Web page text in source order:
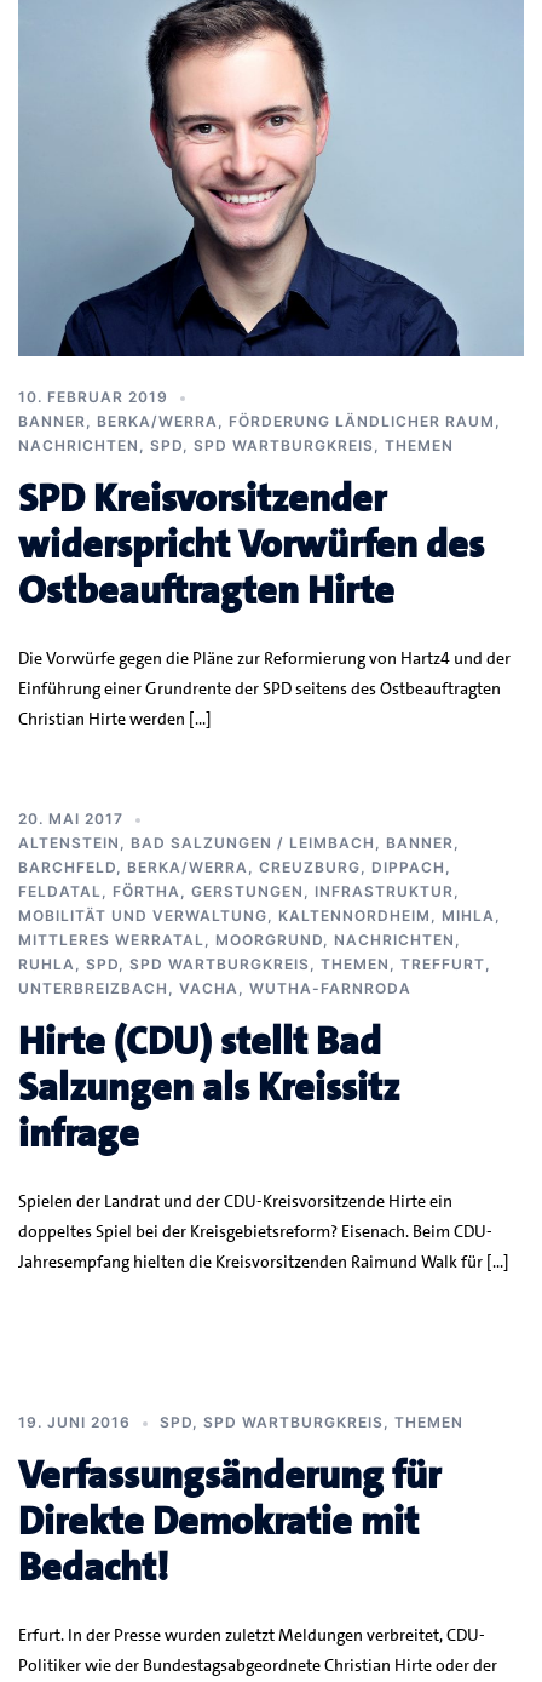
10. FEBRUAR 2019
BANNER, BERKA/WERRA, FÖRDERUNG LÄNDLICHER RAUM ,
NACHRICHTEN , SPD, SPD WARTBURGKREIS, THEMEN
SPD Kreisvorsitzender
widerspricht Vorwürfen des
Ostbeauftragten Hirte
Die Vorwürfe gegen die Pläne zur Reformierung von Hartz4 und der
Einführung einer Grundrente der SPD seitens des Ostbeauftragten
Christian Hirte werden […]
20. MAI 2017
ALTENSTEIN , BAD SALZUNGEN / LEIMBACH , BANNER,
BARCHFELD, BERKA/WERRA, CREUZBURG, DIPPACH ,
FELDATAL, FÖRTHA, GERSTUNGEN , INFRASTRUKTUR,
MOBILITÄT UND VERWALTUNG, KALTENNORDHEIM , MIHLA,
MITTLERES WERRATAL, MOORGRUND, NACHRICHTEN ,
RUHLA, SPD, SPD WARTBURGKREIS, THEMEN , TREFFURT,
UNTERBREIZBACH , VACHA, WUTHA-FARNRODA
Hirte (CDU) stellt Bad
Salzungen als Kreissitz
infrage
Spielen der Landrat und der CDU-Kreisvorsitzende Hirte ein
doppeltes Spiel bei der Kreisgebietsreform? Eisenach. Beim CDU-
Jahresempfang hielten die Kreisvorsitzenden Raimund Walk für […]
19. JUNI 2016 SPD, SPD WARTBURGKREIS, THEMEN
Verfassungsänderung für
Direkte Demokratie mit
Bedacht!
Erfurt. In der Presse wurden zuletzt Meldungen verbreitet, CDU-
Politiker wie der Bundestagsabgeordnete Christian Hirte oder der